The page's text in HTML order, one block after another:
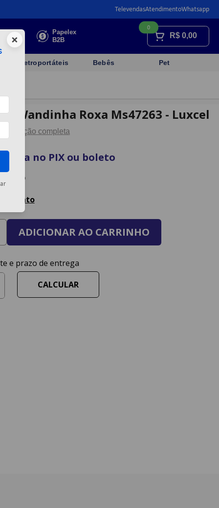
TelevendasAtendimentoWhatsapp
Faça sua
cotação
Papelex
B2B
R$ 0,00
0
Eletroportáteis Bebês Pet
Wandinha Roxa Ms47263 - Luxcel
Descrição completa
à vista no PIX ou boleto
ADICIONAR AO CARRINHO
×